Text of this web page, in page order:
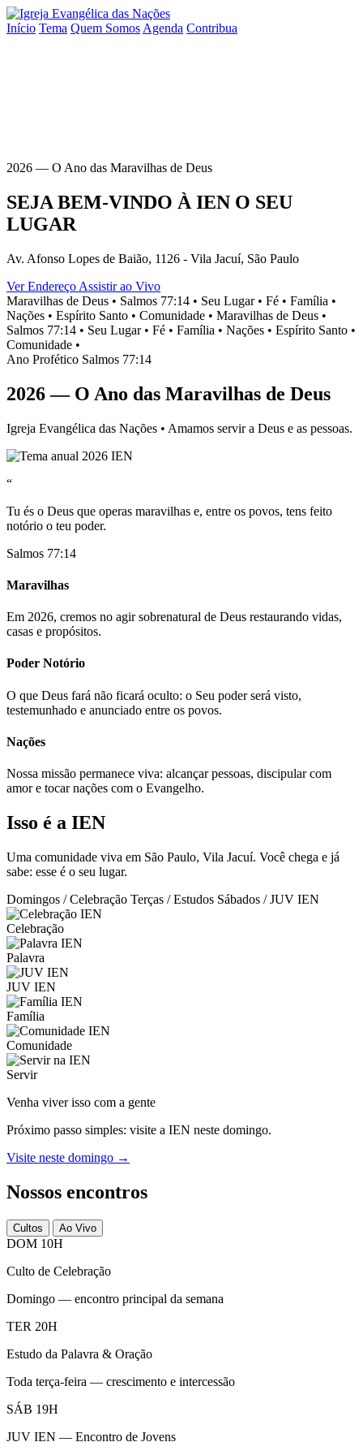
Início Tema Quem Somos Agenda Contribua
2026 — O Ano das Maravilhas de Deus
SEJA BEM-VINDO À IEN O SEU
LUGAR
Av. Afonso Lopes de Baião, 1126 - Vila Jacuí, São Paulo
Ver Endereço Assistir ao Vivo
Maravilhas de Deus • Salmos 77:14 • Seu Lugar • Fé • Família •
Nações • Espírito Santo • Comunidade • Maravilhas de Deus •
Salmos 77:14 • Seu Lugar • Fé • Família • Nações • Espírito Santo •
Comunidade •
Ano Profético Salmos 77:14
2026 — O Ano das Maravilhas de Deus
Igreja Evangélica das Nações • Amamos servir a Deus e as pessoas.
“
Tu és o Deus que operas maravilhas e, entre os povos, tens feito
notório o teu poder.
Salmos 77:14
Maravilhas
Em 2026, cremos no agir sobrenatural de Deus restaurando vidas,
casas e propósitos.
Poder Notório
O que Deus fará não ficará oculto: o Seu poder será visto,
testemunhado e anunciado entre os povos.
Nações
Nossa missão permanece viva: alcançar pessoas, discipular com
amor e tocar nações com o Evangelho.
Isso é a IEN
Uma comunidade viva em São Paulo, Vila Jacuí. Você chega e já
sabe: esse é o seu lugar.
Domingos / Celebração Terças / Estudos Sábados / JUV IEN
Celebração
Palavra
JUV IEN
Família
Comunidade
Servir
Venha viver isso com a gente
Próximo passo simples: visite a IEN neste domingo.
Visite neste domingo →
Nossos encontros
Cultos Ao Vivo
DOM 10H
Culto de Celebração
Domingo — encontro principal da semana
TER 20H
Estudo da Palavra & Oração
Toda terça-feira — crescimento e intercessão
SÁB 19H
JUV IEN — Encontro de Jovens